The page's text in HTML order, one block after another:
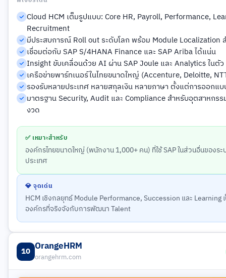
Cloud HCM เต็มรูปแบบ: Core HR, Payroll, Performance,
Recruitment
มีประสบการณ์ Roll out ระดับโลก พร้อม Module Localization
เชื่อมต่อกับ SAP S/4HANA Finance และ SAP Ariba ได้แน่น
Insight ขับเคลื่อนด้วย AI ผ่าน SAP Joule และ Analytics ในตัว
เครือข่ายพาร์ทเนอร์ในไทยขนาดใหญ่ (Accenture, Deloitte,
รองรับหลายประเทศ หลายสกุลเงิน หลายภาษา ตั้งแต่การออกแ
มาตรฐาน Security, Audit และ Compliance สำหรับอุตสาหกร
งวด
✅ เหมาะสำหรับ
องค์กรไทยขนาดใหญ่ (พนักงาน 1,000+ คน) ที่ใช้ SAP ในส่วนอื่นของร
ประเทศ
💎 จุดเด่น
HCM เชิงกลยุทธ์ Module Performance, Succession และ Learning
องค์กรที่จริงจังกับการพัฒนา Talent
10 OrangeHRM
orangehrm.com